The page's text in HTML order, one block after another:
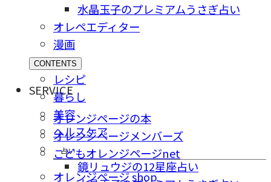
水晶玉子のプレミアムうさぎ占い
オレペエディター
漫画
CONTENTS
レシピ
暮らし
美容
ヘルスケア
占い
鏡リュウジの12星座占い
SERVICE
オレンジページの本
オレンジページメンバーズ
こどもオレンジページnet
オレンジページ shop